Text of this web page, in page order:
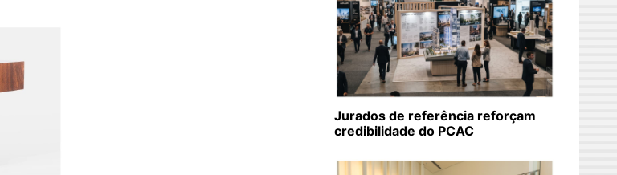
Jurados de referência reforçam
credibilidade do PCAC